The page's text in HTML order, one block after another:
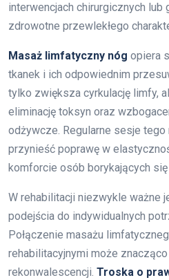
interwencjach chirurgicznych
zdrowotne przewlekłego
Masaż limfatyczny nóg opiera
tkanek i ich odpowiednim
tylko zwiększa cyrkulację limfy,
eliminację toksyn oraz
odżywcze. Regularne sesje tego
przynieść poprawę w
komforcie osób borykających
W rehabilitacji niezwykle ważne
podejścia do indywidualnych
Połączenie masażu
rehabilitacyjnymi może
rekonwalescencji. Troska o